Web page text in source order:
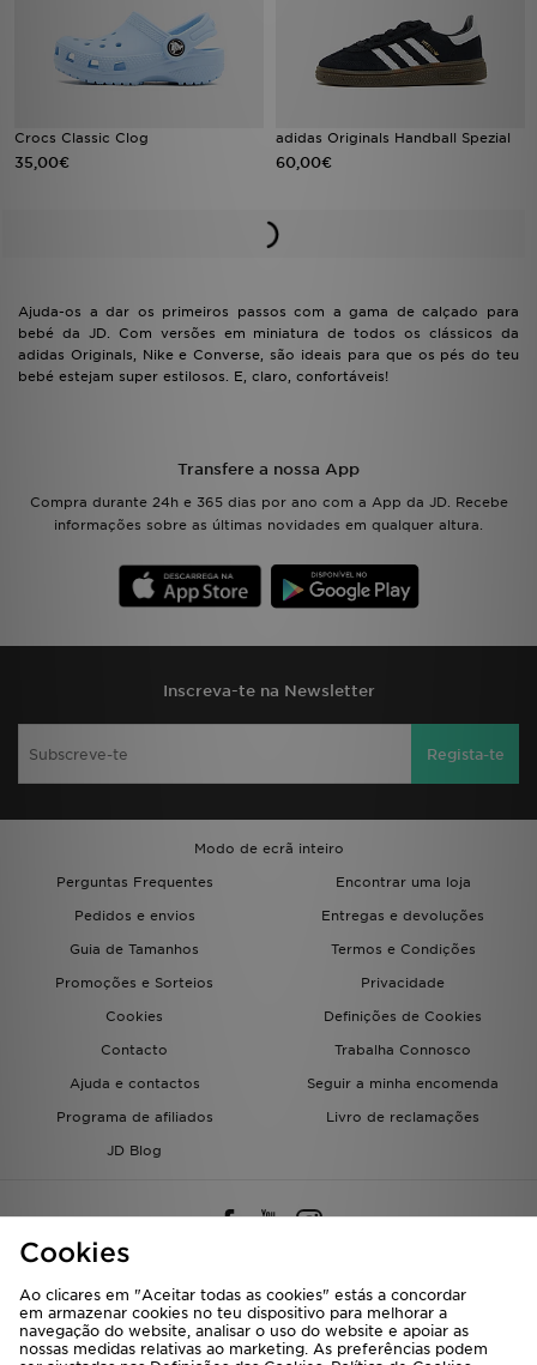
Crocs Classic Clog
35,00€
adidas Originals Handball Spezial
60,00€
Ajuda-os a dar os primeiros passos com a gama de calçado para
bebé da JD. Com versões em miniatura de todos os clássicos da
adidas Originals, Nike e Converse, são ideais para que os pés do teu
bebé estejam super estilosos. E, claro, confortáveis!
Transfere a nossa App
Compra durante 24h e 365 dias por ano com a App da JD. Recebe
informações sobre as últimas novidades em qualquer altura.
Inscreva-te na Newsletter
Regista-te
Modo de ecrã inteiro
Perguntas Frequentes
Encontrar uma loja
Pedidos e envios
Entregas e devoluções
Guia de Tamanhos
Termos e Condições
Promoções e Sorteios
Privacidade
Cookies
Definições de Cookies
Contacto
Trabalha Connosco
Ajuda e contactos
Seguir a minha encomenda
Programa de afiliados
Livro de reclamações
JD Blog
Seleciona O País
Portugal
Cookies
Ao clicares em "Aceitar todas as cookies" estás a concordar
em armazenar cookies no teu dispositivo para melhorar a
navegação do website, analisar o uso do website e apoiar as
nossas medidas relativas ao marketing. As preferências podem